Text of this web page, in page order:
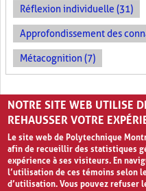
Réflexion individuelle (31)
Approfondissement des
Métacognition (7)
PAGES
« ‹ 1 2 3
NOTRE SITE WEB UTILISE
REHAUSSER VOTRE
Le site web de Polytechnique
afin de recueillir des statistiques
expérience à ses visiteurs. En
l’utilisation de ces témoins selon
d’utilisation. Vous pouvez refuser